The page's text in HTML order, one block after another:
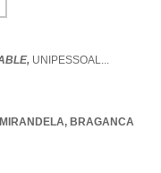
UNIPESSOAL...
MIRANDELA, BRAGANCA